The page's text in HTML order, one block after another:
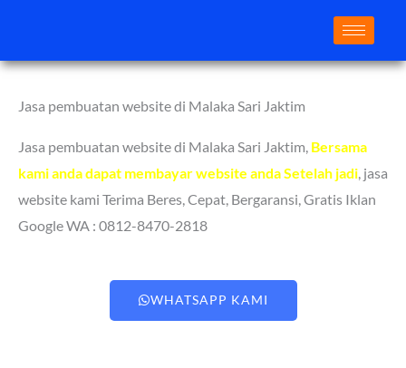
konten
Jasa pembuatan website di Malaka Sari Jaktim
Jasa pembuatan website di Malaka Sari Jaktim, Bersama
kami anda dapat membayar website anda Setelah jadi, jasa
website kami Terima Beres, Cepat, Bergaransi, Gratis Iklan
Google WA : 0812-8470-2818
WHATSAPP KAMI